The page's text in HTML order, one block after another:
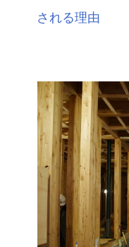
される理由